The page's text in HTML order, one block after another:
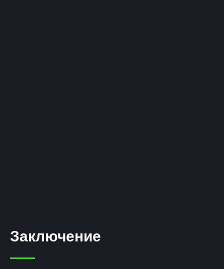
Заключение